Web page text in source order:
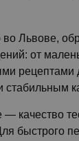
Львове,
от
рецептами
качество
быстрого